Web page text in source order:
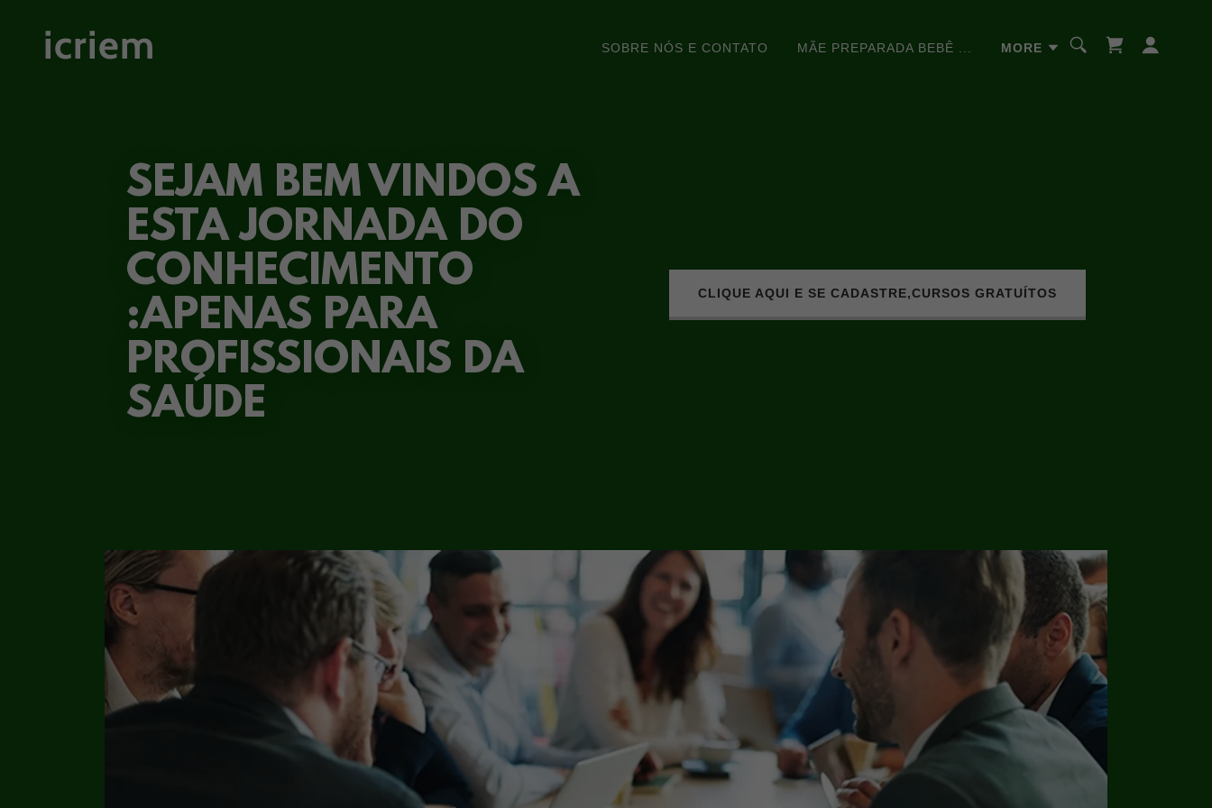
icriem SOBRE NÓS E CONTATO MÃE PREPARADA BEBÊ ... MORE
SEJAM BEM VINDOS A
ESTA JORNADA DO
CONHECIMENTO
:APENAS PARA
PROFISSIONAIS DA
SAÚDE
CLIQUE AQUI E SE CADASTRE,CURSOS GRATUÍTOS